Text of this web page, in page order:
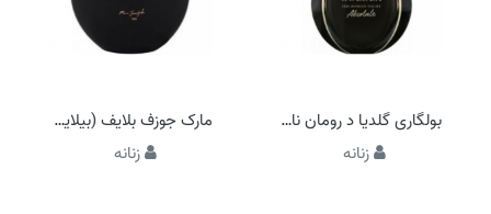
بولگاری گلدیا د رومان نایت ابسولوت
زنانه
مارک جوزف بلایف (بیلایف) بلک (بلایف مشکی)
زنانه